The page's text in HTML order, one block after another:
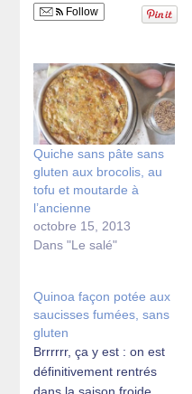
Follow
Quiche sans pâte sans
gluten aux brocolis, au
tofu et moutarde à
l’ancienne
octobre 15, 2013
Dans "Le salé"
Quinoa façon potée aux
saucisses fumées, sans
gluten
Brrrrrr, ça y est : on est
définitivement rentrés